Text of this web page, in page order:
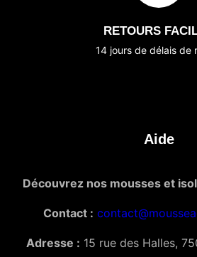
RETOURS
14 jours de délais de
Aide
Découvrez nos mousses et
Contact :
Adresse : 15 rue des Halles,